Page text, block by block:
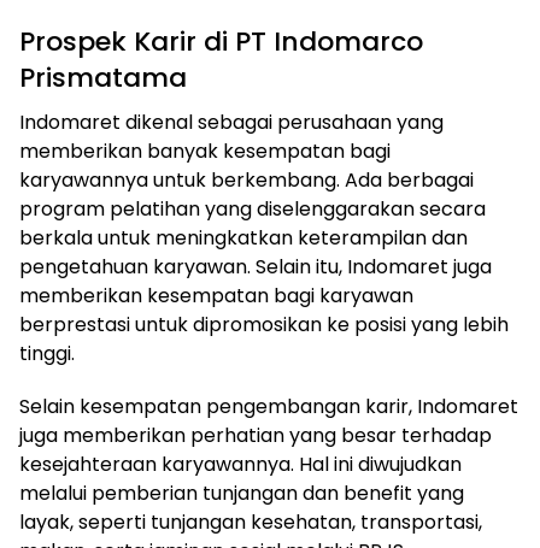
Prospek Karir di PT Indomarco
Prismatama
Indomaret dikenal sebagai perusahaan yang
memberikan banyak kesempatan bagi
karyawannya untuk berkembang. Ada berbagai
program pelatihan yang diselenggarakan secara
berkala untuk meningkatkan keterampilan dan
pengetahuan karyawan. Selain itu, Indomaret juga
memberikan kesempatan bagi karyawan
berprestasi untuk dipromosikan ke posisi yang lebih
tinggi.
Selain kesempatan pengembangan karir, Indomaret
juga memberikan perhatian yang besar terhadap
kesejahteraan karyawannya. Hal ini diwujudkan
melalui pemberian tunjangan dan benefit yang
layak, seperti tunjangan kesehatan, transportasi,